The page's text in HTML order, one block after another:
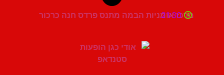
מרכז אומניות הבמה מתנס פרדס חנה כרכור
21:30